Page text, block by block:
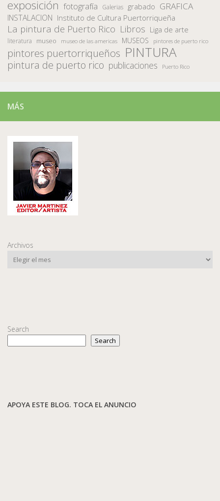
exposición fotografía Galerias grabado GRAFICA
INSTALACION Instituto de Cultura Puertorriqueña
La pintura de Puerto Rico Libros Liga de arte
literatura museo museo de las americas MUSEOS pintores de puerto rico
pintores puertorriqueños PINTURA
pintura de puerto rico publicaciones Puerto Rico
MÁS
Archivos
Search
Search
APOYA ESTE BLOG. TOCA EL ANUNCIO